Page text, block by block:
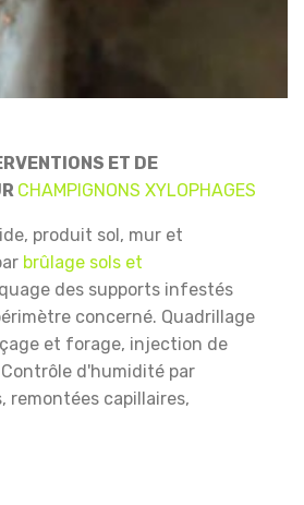
ET DE
CHAMPIGNONS XYLOPHAGES
produit sol, mur et
brûlage sols et
des supports infestés
concerné. Quadrillage
et forage, injection de
Contrôle d'humidité par
capillaires,